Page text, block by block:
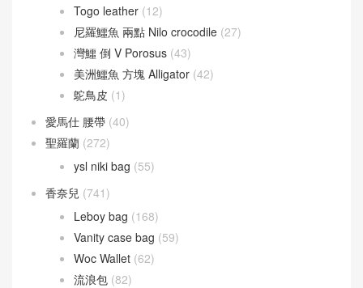
Togo leather (12)
尼羅鱷魚 兩點 Nilo crocodile (27)
灣鱷 倒 V Porosus (43)
美洲鱷魚 方塊 Alligator (42)
鴕鳥皮 (1)
愛馬仕 腰帶 (40)
聖羅蘭 (272)
ysl niki bag (55)
香奈兒 (741)
Leboy bag (168)
Vanity case bag (59)
Woc Wallet (62)
流浪包 (82)